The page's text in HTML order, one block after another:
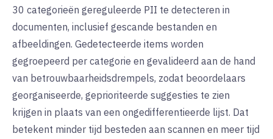
30 categorieën gereguleerde PII te detecteren in
documenten, inclusief gescande bestanden en
afbeeldingen. Gedetecteerde items worden
gegroepeerd per categorie en gevalideerd aan de hand
van betrouwbaarheidsdrempels, zodat beoordelaars
georganiseerde, geprioriteerde suggesties te zien
krijgen in plaats van een ongedifferentieerde lijst. Dat
betekent minder tijd besteden aan scannen en meer tijd